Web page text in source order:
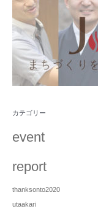
カテゴリー
event
report
thanksonto2020
utaakari